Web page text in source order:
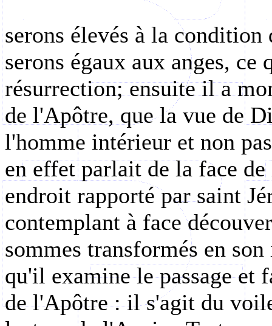
serons élevés à la condition
serons égaux aux anges,
résurrection; ensuite il a
de l'Apôtre, que la vue de
l'homme intérieur et non
en effet parlait de la face
endroit rapporté par saint
contemplant à face
sommes transformés en
qu'il examine le passage et
de l'Apôtre : il s'agit du